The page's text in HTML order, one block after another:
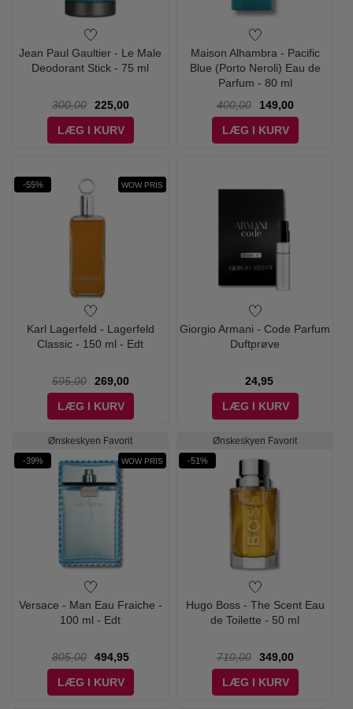
Jean Paul Gaultier - Le Male
Deodorant Stick - 75 ml
300,00
225,00
LÆG I KURV
Maison Alhambra - Pacific
Blue (Porto Neroli) Eau de
Parfum - 80 ml
400,00
149,00
LÆG I KURV
-55% WOW PRIS
Karl Lagerfeld - Lagerfeld
Classic - 150 ml - Edt
595,00
269,00
LÆG I KURV
Giorgio Armani - Code Parfum
Duftprøve
24,95
LÆG I KURV
Ønskeskyen Favorit
-39% WOW PRIS
Versace - Man Eau Fraiche -
100 ml - Edt
805,00
494,95
LÆG I KURV
Ønskeskyen Favorit
-51%
Hugo Boss - The Scent Eau
de Toilette - 50 ml
710,00
349,00
LÆG I KURV